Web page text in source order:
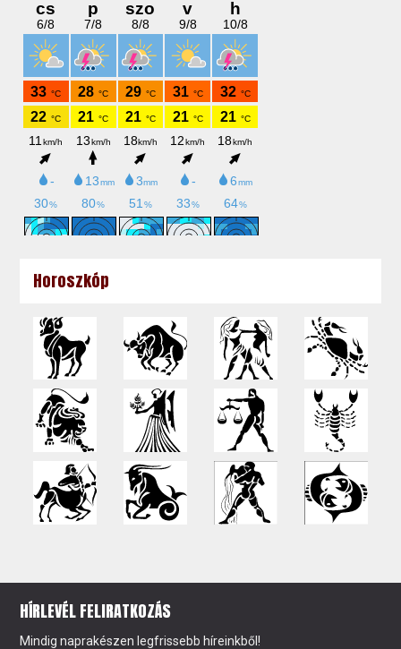
Horoszkóp
HÍRLEVÉL FELIRATKOZÁS
Mindig naprakészen legfrissebb híreinkből!